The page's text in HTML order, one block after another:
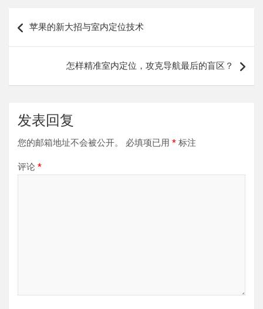
章
苹果的新大招与室内定位技术
怎样精准室内定位，攻克导航最后的盲区？
发表回复
您的邮箱地址不会被公开。 必填项已用 * 标注
评论 *